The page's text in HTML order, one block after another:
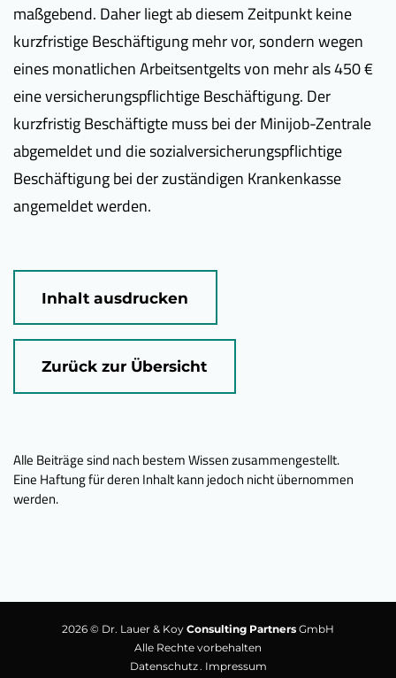
maßgebend. Daher liegt ab diesem Zeitpunkt keine
kurzfristige Beschäftigung mehr vor, sondern wegen
eines monatlichen Arbeitsentgelts von mehr als 450 €
eine versicherungspflichtige Beschäftigung. Der
kurzfristig Beschäftigte muss bei der Minijob-Zentrale
abgemeldet und die sozialversicherungspflichtige
Beschäftigung bei der zuständigen Krankenkasse
angemeldet werden.
Inhalt ausdrucken
Zurück zur Übersicht
Alle Beiträge sind nach bestem Wissen zusammengestellt.
Eine Haftung für deren Inhalt kann jedoch nicht übernommen
werden.
2026 © Dr. Lauer & Koy Consulting PartnersGmbH
Alle Rechte vorbehalten
Datenschutz
Impressum